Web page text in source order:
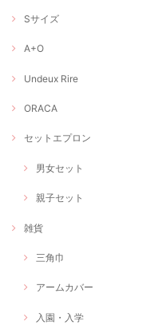
Sサイズ
A+O
Undeux Rire
ORACA
セットエプロン
男女セット
親子セット
雑貨
三角巾
アームカバー
入園・入学